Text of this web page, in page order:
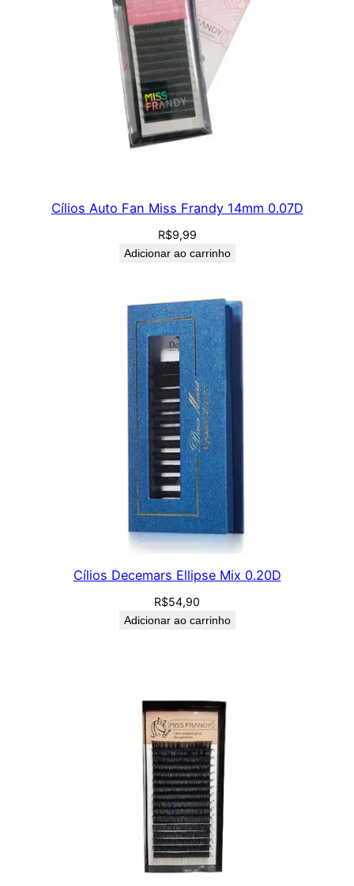
Cílios Auto Fan Miss Frandy 14mm 0.07D
R$9,99
Adicionar ao carrinho
Cílios Decemars Ellipse Mix 0.20D
R$54,90
Adicionar ao carrinho